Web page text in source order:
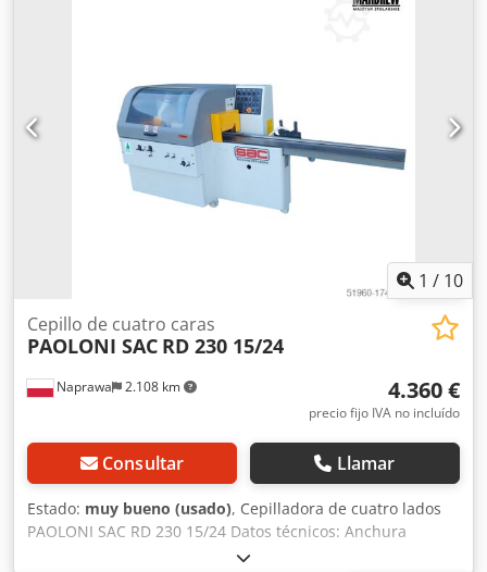
Velocidad de avance regulable sin escalonamientos 4-24
m/min Alimentación sobre cardán Bomba de lubricación
de la mesa de trabajo Presión 6 atm. Elevación eléctrica
del cuerpo Alimentación: 400 V Dimensiones totales:
Longitud: 4240 mm Anchura: 1550 mm Altura: 1560 mm
1 / 10
Naprawa 2.108 km
Cepillo de cuatro caras
PAOLONI SAC RD 230 15/24
4.360 €
precio fijo IVA no incluído
Consultar Llamar
Estado: muy bueno (usado), Cepilladora de cuatro lados
PAOLONI SAC RD 230 15/24 Datos técnicos: Anchura
máxima de cepillado 230 mm Altura máxima de cepillado: